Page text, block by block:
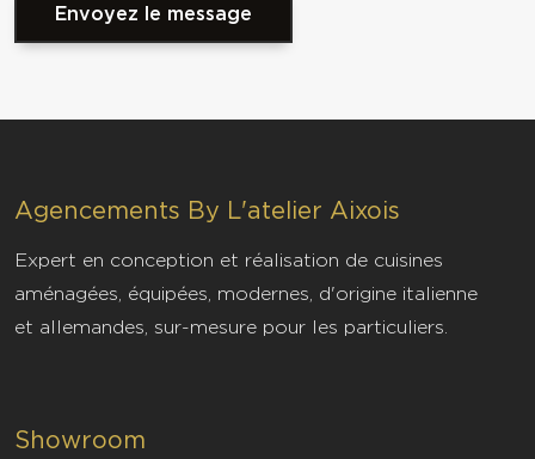
Envoyez le message
Vous souhaitez plus d'informations
sur Agencements By L'atelier
Aixois
Provence. Nos experts vous accompagnent dans la
Agencements By L'atelier Aixois
Expert en conception et réalisation de cuisines
aménagées, équipées, modernes, d'origine italienne
et allemandes, sur-mesure pour les particuliers.
Showroom